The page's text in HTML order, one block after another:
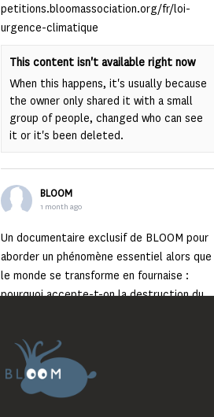
petitions.bloomassociation.org/fr/loi-
urgence-climatique
This content isn't available right now
When this happens, it's usually because
the owner only shared it with a small
group of people, changed who can see
it or it's been deleted.
BLOOM
1 month ago
Un documentaire exclusif de BLOOM pour
aborder un phénomène essentiel alors que
le monde se transforme en fournaise :
pourquoi accepte-t-on la destruction du
Lisez jusqu’au bout et rendez-vous sur
notre chaîne Youtube (lien en bio) pour
découvrir un film qui génèrera deux choses
importantes : des conversations